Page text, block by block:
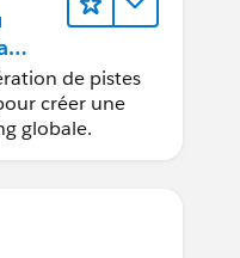
de pistes
créer une
globale.